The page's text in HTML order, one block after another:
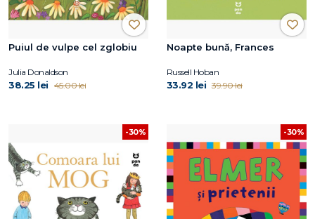
Puiul de vulpe cel zglobiu
Julia Donaldson
38.25 lei 45.00 lei
Noapte bună, Frances
Russell Hoban
33.92 lei 39.90 lei
-30% -30%